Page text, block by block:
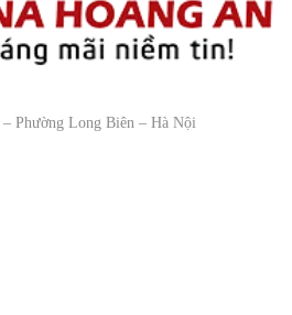
– Phường Long Biên – Hà Nội